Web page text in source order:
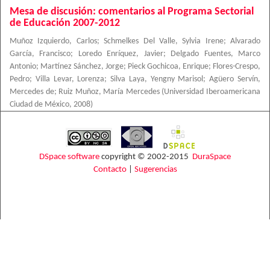
Mesa de discusión: comentarios al Programa Sectorial
de Educación 2007-2012
Muñoz Izquierdo, Carlos;Schmelkes Del Valle, Sylvia Irene; Alvarado
García, Francisco; Loredo Enríquez, Javier;
Delgado Fuentes, Marco
Antonio; Martínez Sánchez, Jorge; Pieck Gochicoa, Enrique; Flores-Crespo,
Pedro; Villa Levar, Lorenza;Silva Laya, Yengny Marisol ;Agüero Servín,
Mercedes de; Ruiz Muñoz, María Mercedes (Universidad Iberoamericana
Ciudad de México, 2008)
DSpace software copyright © 2002-2015 DuraSpace
Contacto| Sugerencias